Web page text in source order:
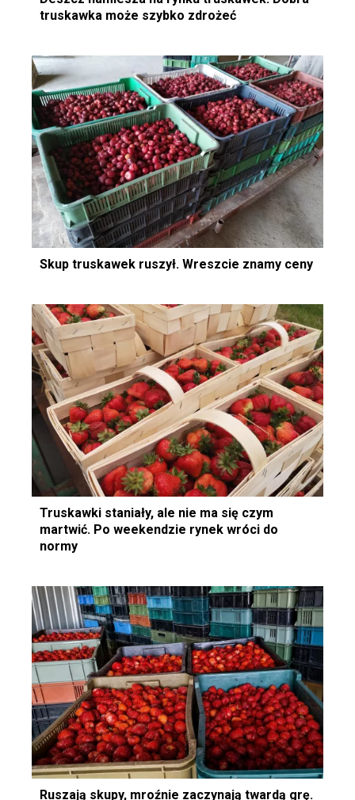
truskawka może szybko zdrożeć
Skup truskawek ruszył. Wreszcie znamy ceny
Truskawki staniały, ale nie ma się czym
martwić. Po weekendzie rynek wróci do
normy
Ruszają skupy, mroźnie zaczynają twardą grę.